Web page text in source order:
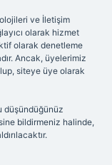
ve İletişim
olarak hizmet
olarak denetleme
Ancak, üyelerimiz
siteye üye olarak
düşündüğünüz
bildirmeniz halinde,